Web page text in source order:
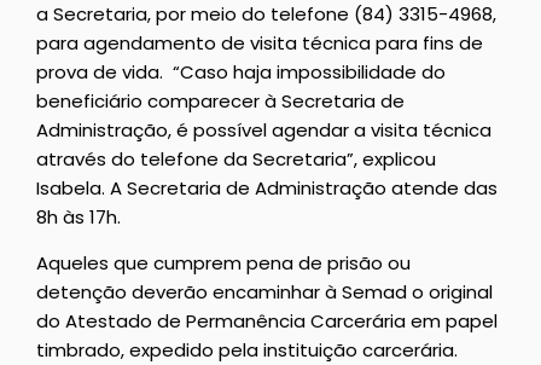
a Secretaria, por meio do telefone (84) 3315-4968,
para agendamento de visita técnica para fins de
prova de vida. “Caso haja impossibilidade do
beneficiário comparecer à Secretaria de
Administração, é possível agendar a visita técnica
através do telefone da Secretaria”, explicou
Isabela. A Secretaria de Administração atende das
8h às 17h.
Aqueles que cumprem pena de prisão ou
detenção deverão encaminhar à Semad o original
do Atestado de Permanência Carcerária em papel
timbrado, expedido pela instituição carcerária.